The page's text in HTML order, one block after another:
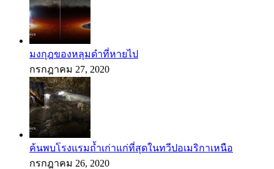
มงกุฎของหลุมดำที่หายไป
กรกฎาคม 27, 2020
ค้นพบโรงแรมถ้ำเก่าแก่ที่สุดในทวีปอเมริกาเหนือ
กรกฎาคม 26, 2020